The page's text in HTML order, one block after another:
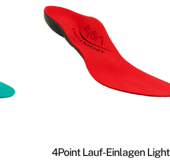
4Point Lauf-Einlagen Light